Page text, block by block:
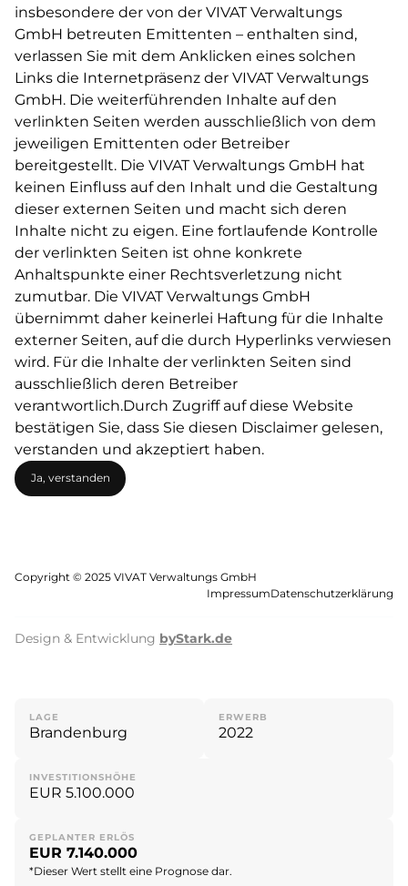
insbesondere der von der VIVAT Verwaltungs
GmbH betreuten Emittenten – enthalten sind,
verlassen Sie mit dem Anklicken eines solchen
Links die Internetpräsenz der VIVAT Verwaltungs
GmbH. Die weiterführenden Inhalte auf den
verlinkten Seiten werden ausschließlich von dem
jeweiligen Emittenten oder Betreiber
bereitgestellt. Die VIVAT Verwaltungs GmbH hat
keinen Einfluss auf den Inhalt und die Gestaltung
dieser externen Seiten und macht sich deren
Inhalte nicht zu eigen. Eine fortlaufende Kontrolle
der verlinkten Seiten ist ohne konkrete
Anhaltspunkte einer Rechtsverletzung nicht
zumutbar. Die VIVAT Verwaltungs GmbH
übernimmt daher keinerlei Haftung für die Inhalte
externer Seiten, auf die durch Hyperlinks verwiesen
wird. Für die Inhalte der verlinkten Seiten sind
ausschließlich deren Betreiber
verantwortlich.Durch Zugriff auf diese Website
bestätigen Sie, dass Sie diesen Disclaimer gelesen,
verstanden und akzeptiert haben.
OK – Verstanden
Ja, verstanden
Copyright © 2025 VIVAT Verwaltungs GmbH
ImpressumDatenschutzerklärung
Design & Entwicklung byStark.de
EUR 4.000.000
*Dieser Wert stellt eine Prognose dar.
202351
Solarpark III
LAGE
Brandenburg
ERWERB
2023
INVESTITIONSHÖHE
EUR 10.100.000
GEPLANTER ERLÖS
EUR 20.000.000
*Dieser Wert stellt eine Prognose dar.
202248
Solarpark II
LAGE
Brandenburg
ERWERB
EUR 9.500.000
*Dieser Wert stellt eine Prognose dar.
LAGE
Brandenburg
ERWERB
2022
INVESTITIONSHÖHE
EUR 5.100.000
GEPLANTER ERLÖS
EUR 7.140.000
*Dieser Wert stellt eine Prognose dar.